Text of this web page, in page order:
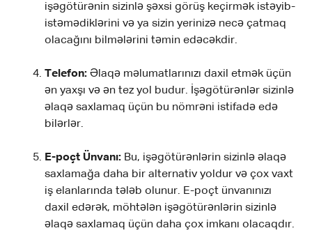
işəgötürənin sizinlə şəxsi görüş keçirmək istəyib-
istəmədiklərini və ya sizin yerinizə necə çatmaq
olacağını bilmələrini təmin edəcəkdir.
Telefon: Əlaqə məlumatlarınızı daxil etmək üçün
ən yaxşı və ən tez yol budur. İşəgötürənlər sizinlə
əlaqə saxlamaq üçün bu nömrəni istifadə edə
bilərlər.
E-poçt Ünvanı: Bu, işəgötürənlərin sizinlə əlaqə
saxlamağa daha bir alternativ yoldur və çox vaxt
iş elanlarında tələb olunur. E-poçt ünvanınızı
daxil edərək, möhtələn işəgötürənlərin sizinlə
əlaqə saxlamaq üçün daha çox imkanı olacaqdır.